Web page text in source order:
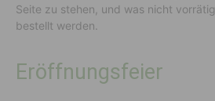
Seite zu stehen, und was nicht
bestellt werden.
Eröffnungsfeier